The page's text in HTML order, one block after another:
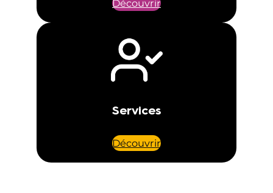
Découvrir
Services
Découvrir